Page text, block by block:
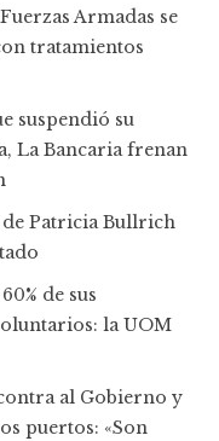
Armadas se
tratamientos
suspendió su
La Bancaria frenan
Patricia Bullrich
de sus
la UOM
al Gobierno y
puertos: «Son